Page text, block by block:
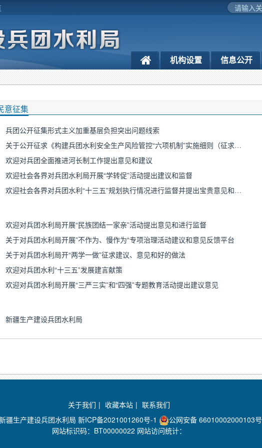
机构设置 信息公开
意征集
兵团公开征集形式主义加重基层负担突出问题线索
关于公开征求《构建兵团水利安全生产风险管控“六项机制”实施细则（征求意见稿）》意见建议的公告
欢迎对兵团全面推进河长制工作提出意见和建议
欢迎社会各界对兵团水利局开展“学转促”活动提出建议和监督
欢迎社会各界对兵团水利“十三五”规划执行情况进行监督并提出宝贵意见和建议
欢迎对兵团水利局开展“民族团结一家亲”活动提出意见和进行监督
关于对兵团水利局开展”不作为、慢作为“专项治理活动建议和意见反馈平台
关于对兵团水利局开“两学一做”征求建议、意见和好的做法
欢迎对兵团水利“十三五”发展建言献策
欢迎对兵团水利局开展“三严三实”和“四强”专题教育活动提出建议意见
新疆生产建设兵团水利局
关于我们 | 收藏本站 | 联系我们
疆生产建设兵团水利局 新ICP备2021001260号-1
公网安备 66010002000103号
网站标识码：BT00000022 网站访问统计：